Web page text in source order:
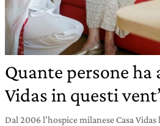
Quante persone ha
Vidas in questi
Dal 2006 l’hospice milanese Casa